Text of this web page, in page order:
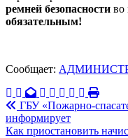
ремней безопасности во
обязательным!
Сообщает:
Навигация
по
ГБУ «Пожарно-
информирует
Как приостановить